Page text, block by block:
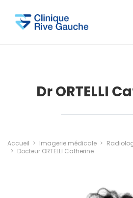
Dr ORTELLI
Accueil Imagerie médicale
Docteur ORTELLI Catherine